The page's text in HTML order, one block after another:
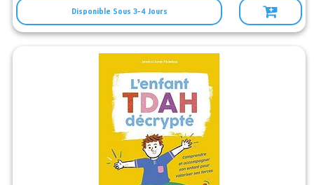
Disponible Sous 3-4 Jours